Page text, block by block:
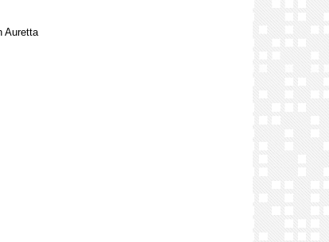
Auretta